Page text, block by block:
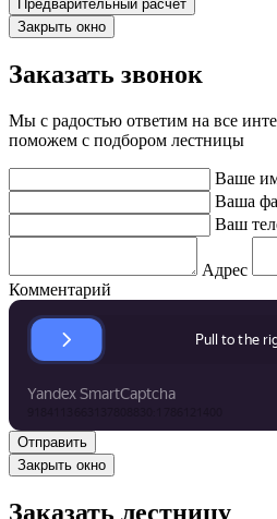
Закрыть окно
Заказать звонок
Мы с радостью ответим на все
поможем с подбором лестницы
Ваше
Ваша
Ваш
Адрес
Комментарий
Закрыть окно
Заказать лестницу